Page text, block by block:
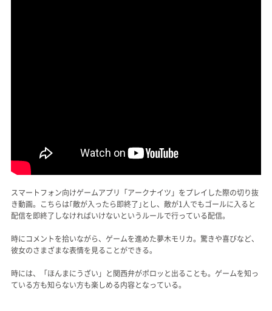
スマートフォン向けゲームアプリ「アークナイツ」をプレイした際の切り抜
き動画。こちらは｢敵が入ったら即終了｣とし、敵が1人でもゴールに入ると
配信を即終了しなければいけないというルールで行っている配信。
時にコメントを拾いながら、ゲームを進めた夢木モリカ。驚きや喜びなど、
彼女のさまざまな表情を見ることができる。
時には、「ほんまにうざい」と関西弁がポロッと出ることも。ゲームを知っ
ている方も知らない方も楽しめる内容となっている。